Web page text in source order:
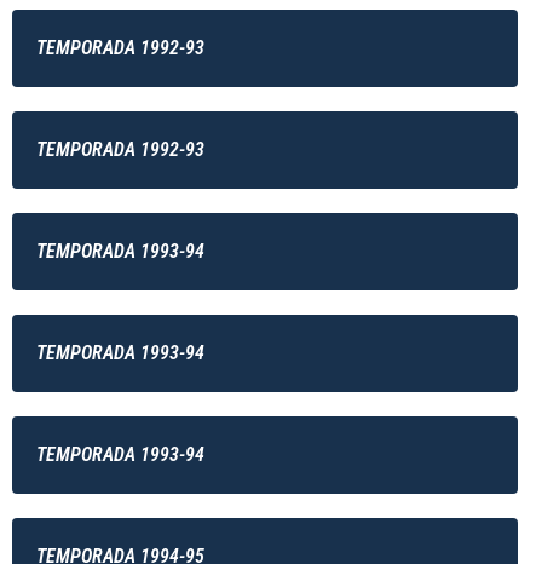
TEMPORADA 1992-93
TEMPORADA 1992-93
TEMPORADA 1993-94
TEMPORADA 1993-94
TEMPORADA 1993-94
TEMPORADA 1994-95